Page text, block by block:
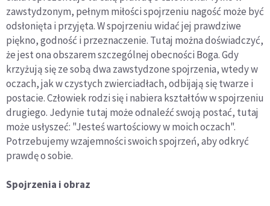
zawstydzonym, pełnym miłości spojrzeniu nagość może być
odsłonięta i przyjęta. W spojrzeniu widać jej prawdziwe
piękno, godność i przeznaczenie. Tutaj można doświadczyć,
że jest ona obszarem szczególnej obecności Boga. Gdy
krzyżują się ze sobą dwa zawstydzone spojrzenia, wtedy w
oczach, jak w czystych zwierciadłach, odbijają się twarze i
postacie. Człowiek rodzi się i nabiera kształtów w spojrzeniu
drugiego. Jedynie tutaj może odnaleźć swoją postać, tutaj
może usłyszeć: "Jesteś wartościowy w moich oczach".
Potrzebujemy wzajemności swoich spojrzeń, aby odkryć
prawdę o sobie.
Spojrzenia i obraz